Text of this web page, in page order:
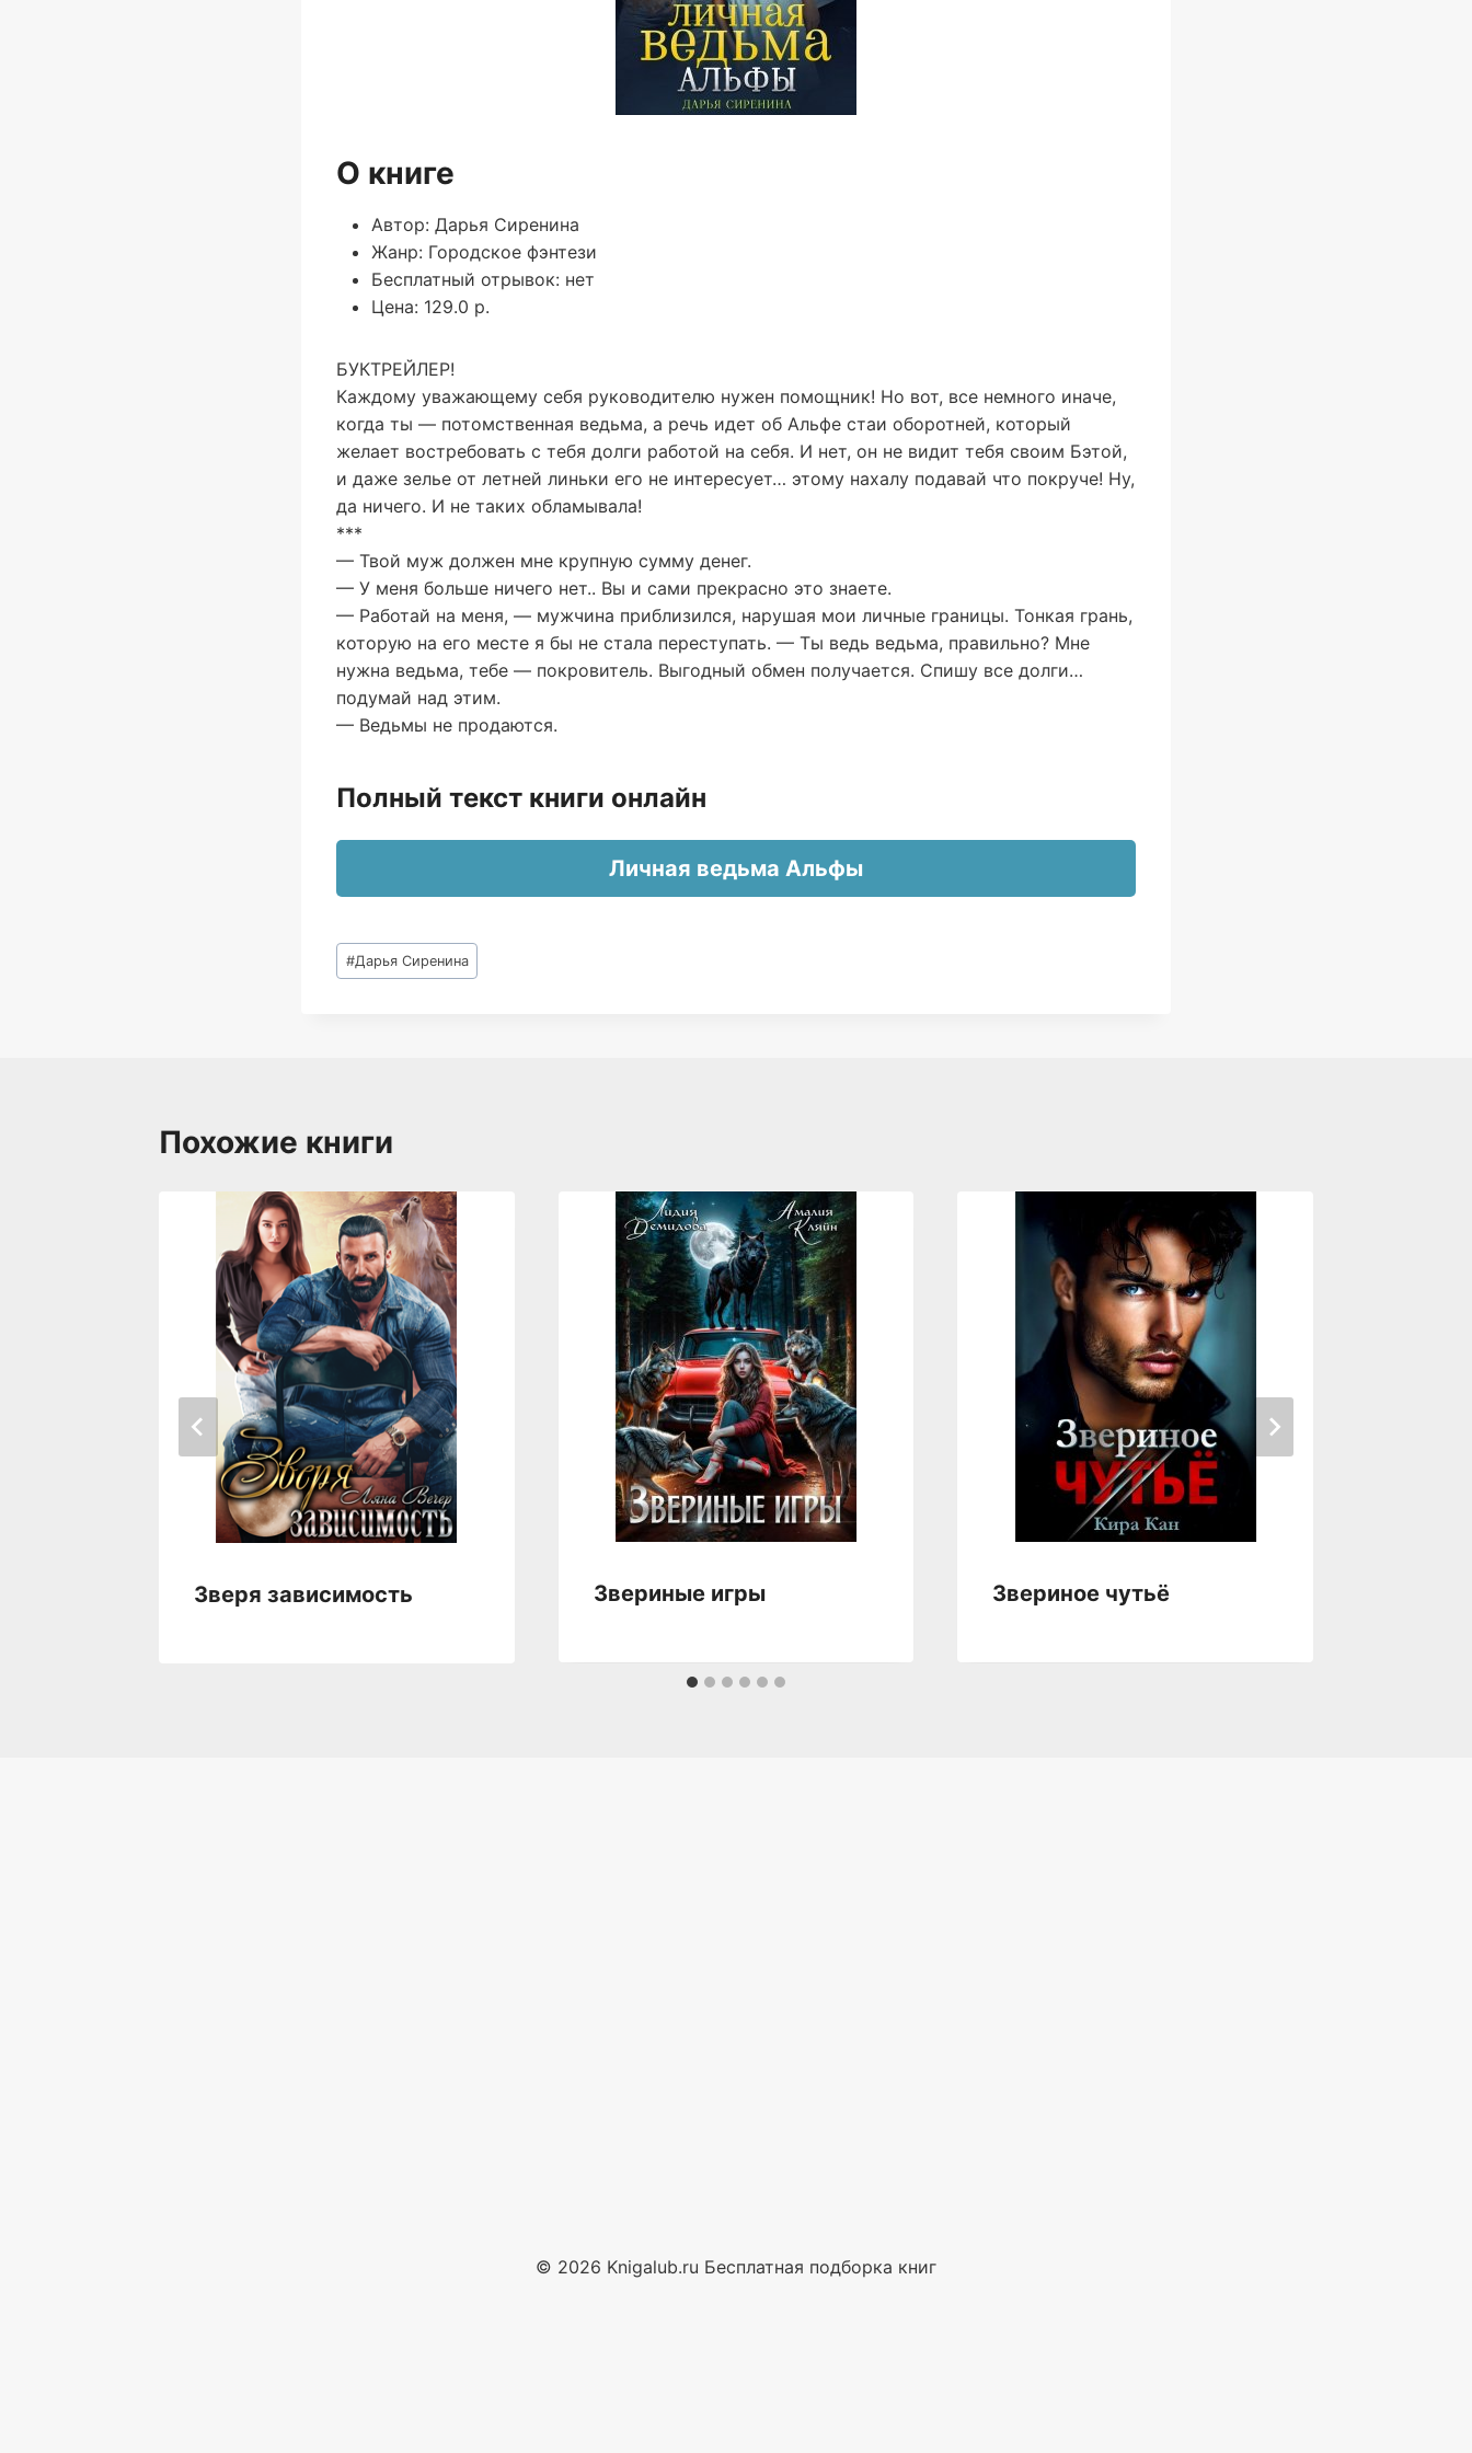
О книге
Автор: Дарья Сиренина
Жанр: Городское фэнтези
Бесплатный отрывок: нет
Цена: 129.0 р.
БУКТРЕЙЛЕР!
Каждому уважающему себя руководителю нужен помощник! Но вот, все немного иначе,
когда ты — потомственная ведьма, а речь идет об Альфе стаи оборотней, который
желает востребовать с тебя долги работой на себя. И нет, он не видит тебя своим Бэтой,
и даже зелье от летней линьки его не интересует… этому нахалу подавай что покруче! Ну,
да ничего. И не таких обламывала!
***
— Твой муж должен мне крупную сумму денег.
— У меня больше ничего нет.. Вы и сами прекрасно это знаете.
— Работай на меня, — мужчина приблизился, нарушая мои личные границы. Тонкая грань,
которую на его месте я бы не стала переступать. — Ты ведь ведьма, правильно? Мне
нужна ведьма, тебе — покровитель. Выгодный обмен получается. Спишу все долги…
подумай над этим.
— Ведьмы не продаются.
Полный текст книги онлайн
Личная ведьма Альфы
Метки
записи:
#Дарья Сиренина
Похожие книги
Зверя зависимость Звериные игры Звериное чутьё
© 2026 Knigalub.ru Бесплатная подборка книг